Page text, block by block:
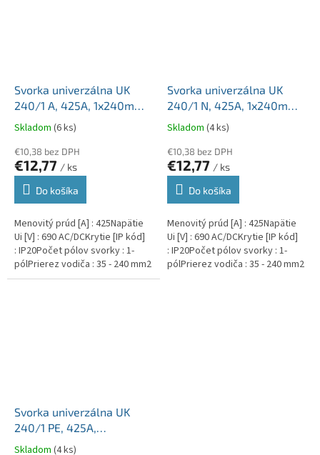
Svorka univerzálna UK
240/1 A, 425A, 1x240mm2
1pól., AL/CU, krytá, sivá,
na DIN a Montážnu dosku
Skladom (6 ks)
€10,38 bez DPH
€12,77 / ks
Do košíka
Menovitý prúd [A] : 425Napätie
Ui [V] : 690 AC/DCKrytie [IP kód]
: IP20Počet pólov svorky : 1-
pólPrierez vodiča : 35 - 240 mm2
Svorka univerzálna UK
240/1 N, 425A, 1x240mm2
1pól., AL/CU, krytá, modrá,
na DIN a Montážnu dosku
Skladom (4 ks)
€10,38 bez DPH
€12,77 / ks
Do košíka
Menovitý prúd [A] : 425Napätie
Ui [V] : 690 AC/DCKrytie [IP kód]
: IP20Počet pólov svorky : 1-
pólPrierez vodiča : 35 - 240 mm2
Svorka univerzálna UK
240/1 PE, 425A,
1x240mm2 1pól., AL/CU,
Skladom (4 ks)